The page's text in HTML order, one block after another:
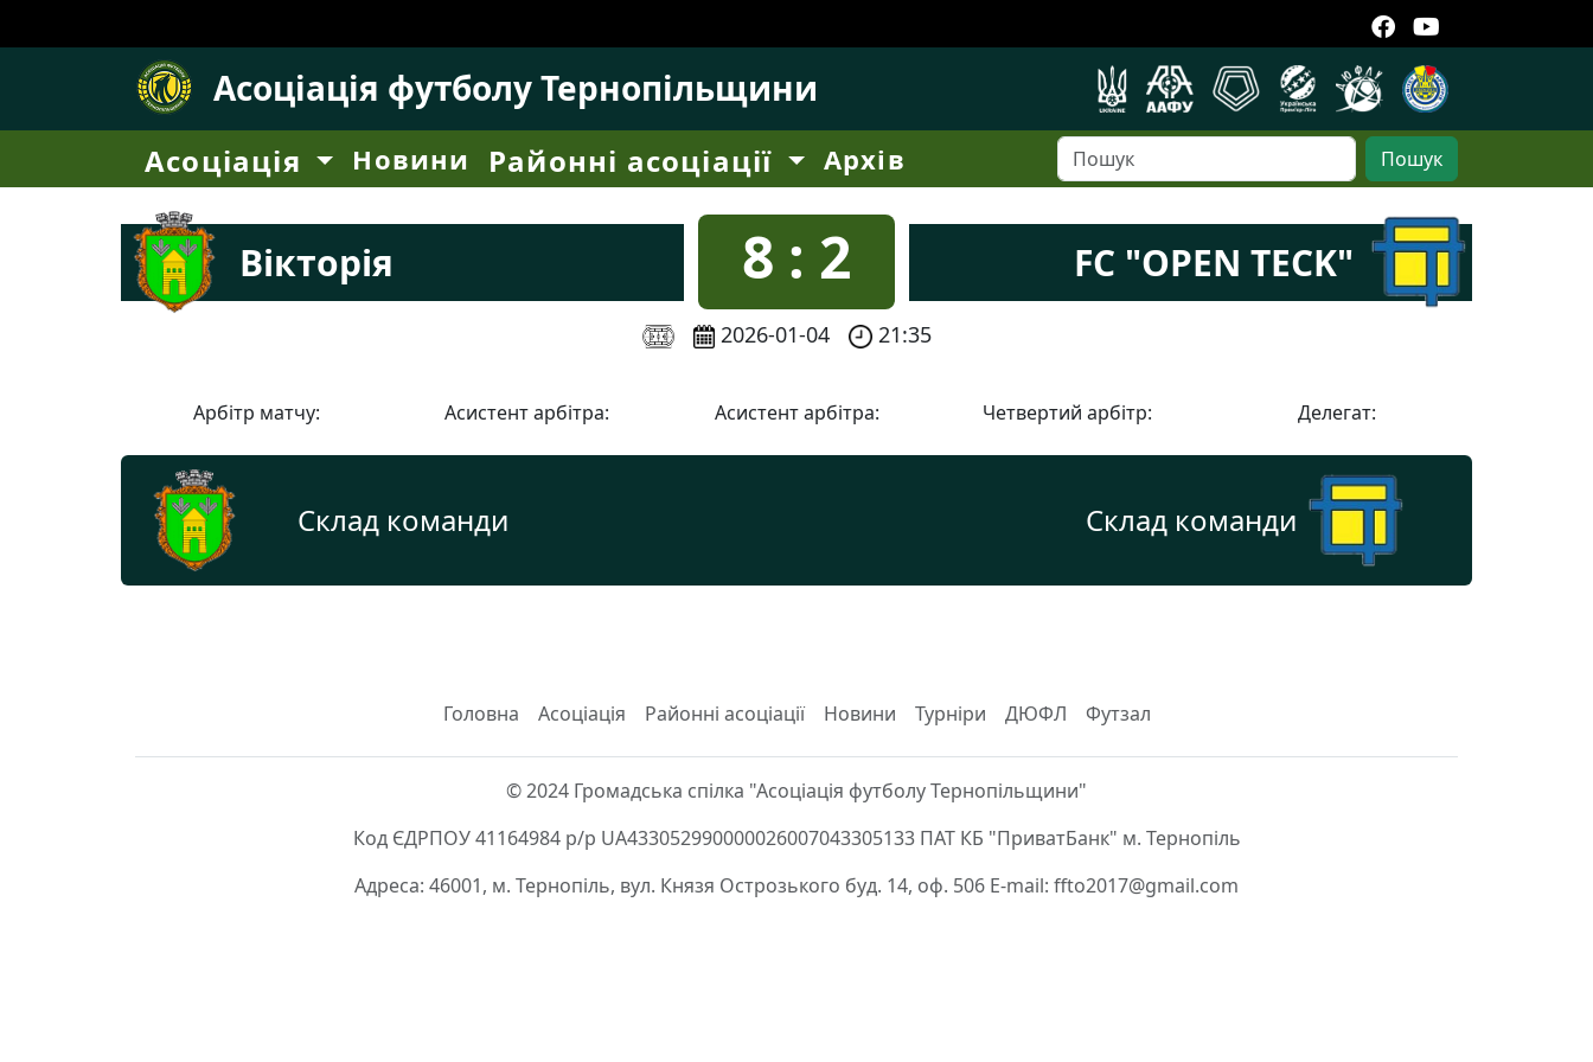
Асоціація футболу Тернопільщини
Асоціація Новини Районні асоціації Архів Пошук
Вікторія 8 : 2 FC "OPEN TECK"
2026-01-04 21:35
Арбітр матчу: Асистент арбітра: Асистент арбітра: Четвертий арбітр: Делегат:
Склад команди Склад команди
Головна Асоціація Районні асоціації Новини Турніри ДЮФЛ Футзал
© 2024 Громадська спілка "Асоціація футболу Тернопільщини"
Код ЄДРПОУ 41164984 р/р UA433052990000026007043305133 ПАТ КБ "ПриватБанк" м. Тернопіль
Адреса: 46001, м. Тернопіль, вул. Князя Острозького буд. 14, оф. 506 E-mail: ffto2017@gmail.com